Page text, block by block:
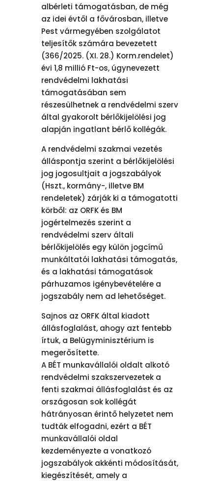
albérleti támogatásban, de még
az idei évtől a fővárosban, illetve
Pest vármegyében szolgálatot
teljesítők számára bevezetett
(366/2025. (XI. 28.) Korm.rendelet)
évi 1,8 millió Ft-os, úgynevezett
rendvédelmi lakhatási
támogatásában sem
részesülhetnek a rendvédelmi szerv
által gyakorolt bérlőkijelölési jog
alapján ingatlant bérlő kollégák.
A rendvédelmi szakmai vezetés
álláspontja szerint a bérlőkijelölési
jog jogosultjait a jogszabályok
(Hszt., kormány-, illetve BM
rendeletek) zárják ki a támogatotti
körből: az ORFK és BM
jogértelmezés szerint a
rendvédelmi szerv általi
bérlőkijelölés egy külön jogcímű
munkáltatói lakhatási támogatás,
és a lakhatási támogatások
párhuzamos igénybevételére a
jogszabály nem ad lehetőséget.
Sajnos az ORFK által kiadott
állásfoglalást, ahogy azt fentebb
írtuk, a Belügyminisztérium is
megerősítette.
A BÉT munkavállalói oldalt alkotó
rendvédelmi szakszervezetek a
fenti szakmai állásfoglalást és az
országosan sok kollégát
hátrányosan érintő helyzetet nem
tudták elfogadni, ezért a BÉT
munkavállalói oldal
kezdeményezte a vonatkozó
jogszabályok akkénti módosítását,
kiegészítését, amely a